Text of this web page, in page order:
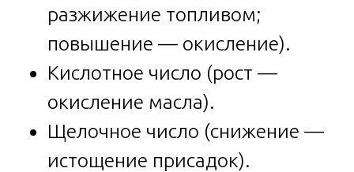
разжижение топливом;
повышение — окисление).
Кислотное число (рост —
окисление масла).
Щелочное число (снижение —
истощение присадок).